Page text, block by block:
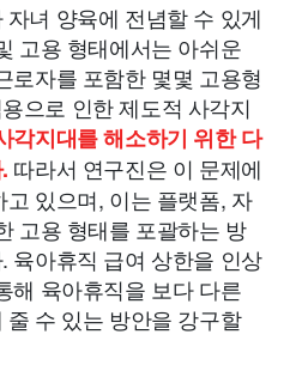
녀 양육에 전념할 수 있게
고용 형태에서는 아쉬운
로자를 포함한 몇몇 고용형
으로 인한 제도적 사각지
각지대를 해소하기 위한 다
따라서 연구진은 이 문제에
있으며, 이는 플랫폼, 자
고용 형태를 포괄하는 방
육아휴직 급여 상한을 인상
해 육아휴직을 보다 다른
수 있는 방안을 강구할